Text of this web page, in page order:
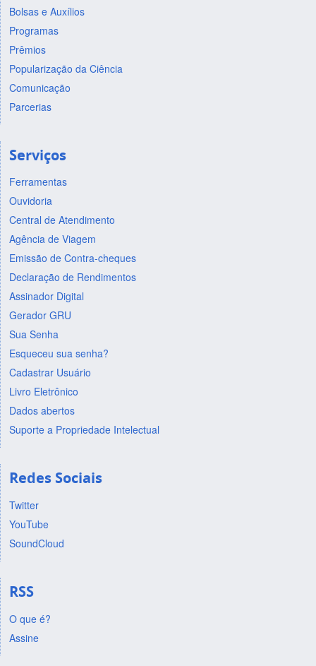
Bolsas e Auxílios
Programas
Prêmios
Popularização da Ciência
Comunicação
Parcerias
Serviços
Ferramentas
Ouvidoria
Central de Atendimento
Agência de Viagem
Emissão de Contra-cheques
Declaração de Rendimentos
Assinador Digital
Gerador GRU
Sua Senha
Esqueceu sua senha?
Cadastrar Usuário
Livro Eletrônico
Dados abertos
Suporte a Propriedade Intelectual
Redes Sociais
Twitter
YouTube
SoundCloud
RSS
O que é?
Assine